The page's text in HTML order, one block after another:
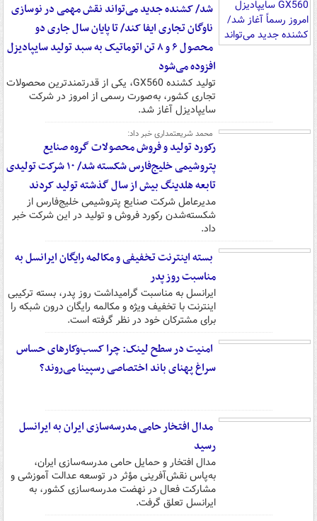
شد/ کشنده جدید می‌تواند نقش مهمی در نوسازی
ناوگان تجاری ایفا کند/ تا پایان سال جاری دو
محصول ۶ و ۸ تن اتوماتیک به سبد تولید سایپادیزل
افزوده می‌شود
تولید کشنده GX560، یکی از قدرتمندترین محصولات
تجاری کشور، به‌صورت رسمی از امروز در شرکت
سایپادیزل آغاز شد.
محمد شریعتمداری خبر داد:
رکورد تولید و فروش محصولات گروه صنایع
پتروشیمی خلیج‌فارس شکسته شد/ ۱۰ شرکت تولیدی
تابعه هلدینگ بیش از سال گذشته تولید کردند
مدیرعامل شرکت صنایع پتروشیمی خلیج‌فارس از
شکسته‌شدن رکورد فروش و تولید در این شرکت خبر
داد.
بسته اینترنت تخفیفی و مکالمه رایگان ایرانسل به
مناسبت روز پدر
ایرانسل به مناسبت گرامیداشت روز پدر، بسته‌ ترکیبی
اینترنت با تخفیف ویژه و مکالمه رایگان درون شبکه را
برای مشترکان خود در نظر گرفته است.
امنیت در سطح لینک: چرا کسب‌وکارهای حساس
سراغ پهنای باند اختصاصی رسپینا می‌روند؟
مدال افتخار حامی مدرسه‌سازی ایران به ایرانسل
رسید
مدال افتخار و حمایل حامی مدرسه‌سازی ایران،
به‌پاس نقش‌آفرینی مؤثر در توسعه عدالت آموزشی و
مشارکت فعال در نهضت مدرسه‌سازی کشور، به
ایرانسل تعلق گرفت.